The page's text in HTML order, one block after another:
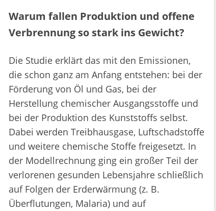
Warum fallen Produktion und offene
Verbrennung so stark ins Gewicht?
Die Studie erklärt das mit den Emissionen,
die schon ganz am Anfang entstehen: bei der
Förderung von Öl und Gas, bei der
Herstellung chemischer Ausgangsstoffe und
bei der Produktion des Kunststoffs selbst.
Dabei werden Treibhausgase, Luftschadstoffe
und weitere chemische Stoffe freigesetzt. In
der Modellrechnung ging ein großer Teil der
verlorenen gesunden Lebensjahre schließlich
auf Folgen der Erderwärmung (z. B.
Überflutungen, Malaria) und auf